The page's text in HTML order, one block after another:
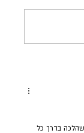
בדרך כל